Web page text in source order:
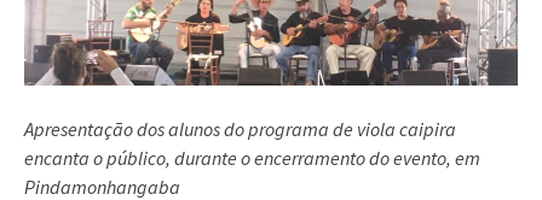
Apresentação dos alunos do programa de viola caipira
encanta o público, durante o encerramento do evento, em
Pindamonhangaba